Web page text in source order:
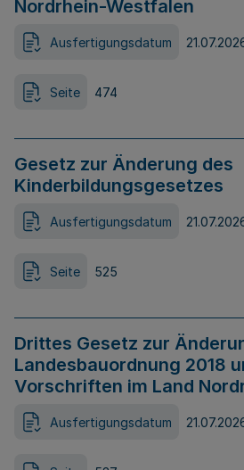
Nordrhein-Westfalen
Ausfertigungsdatum
Seite 474
Gesetz zur Änderung des
Kinderbildungsgesetzes
Ausfertigungsdatum
Seite 525
Drittes Gesetz zur
Landesbauordnung 2018
Vorschriften im Land
Ausfertigungsdatum